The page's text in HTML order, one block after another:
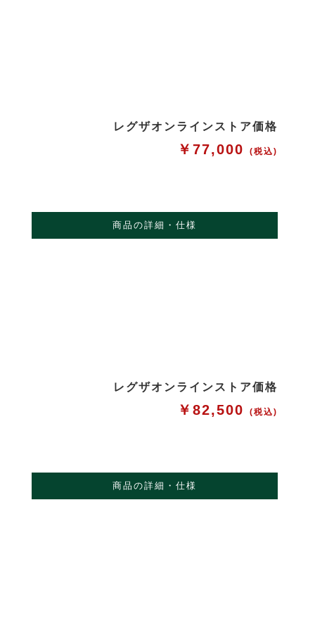
レグザオンラインストア価格
￥77,000 (税込)
商品の詳細・仕様
レグザオンラインストア価格
￥82,500 (税込)
商品の詳細・仕様